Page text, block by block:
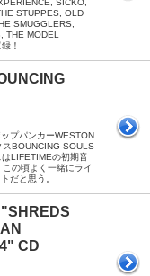
SICKO,
STUPPES, OLD
SMUGGLERS,
THE MODEL
！
プパンカーWESTON
BOUNCING SOULS
LIFETIMEの初期音
の頃よく一緒にライ
だと思う。
CD